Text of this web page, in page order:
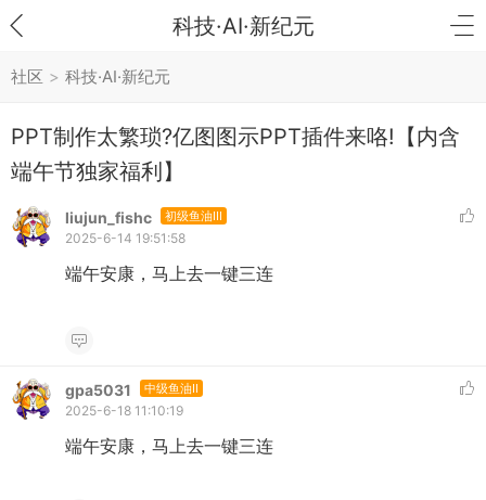
科技·AI·新纪元
社区 > 科技·AI·新纪元
PPT制作太繁琐?亿图图示PPT插件来咯!【内含
端午节独家福利】
liujun_fishc 初级鱼油III
2025-6-14 19:51:58
端午安康，马上去一键三连
gpa5031 中级鱼油II
2025-6-18 11:10:19
端午安康，马上去一键三连